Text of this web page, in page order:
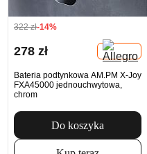
322 zł-14%
278 zł
Bateria podtynkowa AM.PM X-Joy
FXA45000 jednouchwytowa,
chrom
Do koszyka